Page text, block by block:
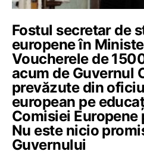
Fostul secretar de
europene în
Voucherele de
acum de Guvernul
prevăzute din
european pe
Comisiei
Nu este nicio
Guvernului